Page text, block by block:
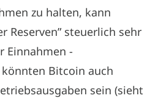
zu halten, kann
Reserven” steuerlich sehr
Einnahmen -
Bitcoin auch
sein (sieht